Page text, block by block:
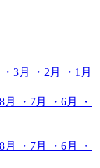
・3月 ・2月
・1月
月 ・7月 ・6月
・
月 ・7月 ・6月
・